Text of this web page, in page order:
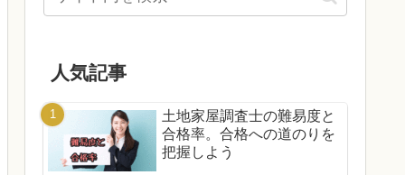
人気記事
土地家屋調査士の難易度と
合格率。合格への道のりを
把握しよう